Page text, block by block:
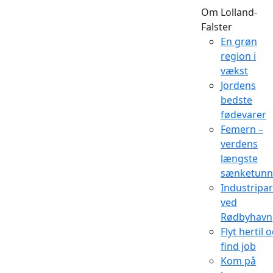
Om Lolland-
Falster
En grøn
region i
vækst
Jordens
bedste
fødevarer
Femern –
verdens
længste
ved
Rødbyhavn
Flyt hertil
find job
Kom på